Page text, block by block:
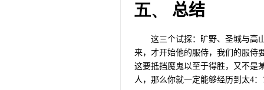
五、 总结
这三个试探：旷野、圣城与高
来，才开始他的服侍，我们的服侍
这要抵挡魔鬼以至于得胜，又不是
人，那么你就一定能够经历到太4：